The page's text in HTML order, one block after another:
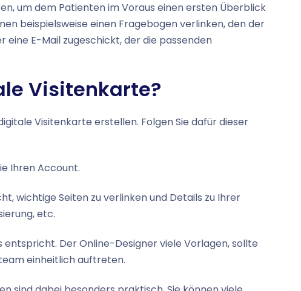
um dem Patienten im Voraus einen ersten Überblick
beispielsweise einen Fragebogen verlinken, den der
eine E-Mail zugeschickt, der die passenden
Visitenkarte?
Visitenkarte erstellen. Folgen Sie dafür dieser
Ihren Account.
wichtige Seiten zu verlinken und Details zu Ihrer
etc.
entspricht. Der Online-Designer viele Vorlagen, sollte
einheitlich auftreten.